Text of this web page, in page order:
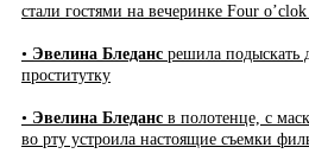
стали гостями на вечеринке Four
• Эвелина Бледанс решила подыскать
проститутку
• Эвелина Бледанс в полотенце, с
во рту устроила настоящие съемки